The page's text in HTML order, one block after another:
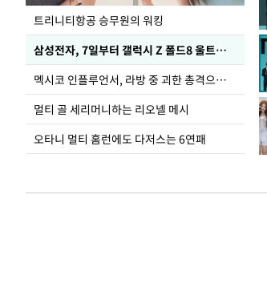
트리니티항공 승무원의 워킹
삼성전자, 7일부터 갤럭시 Z 폴드8 울트라·폴드8·플립8 출시
멕시코 인플루언서, 라방 중 괴한 총격으로 사망
멀티 골 세리머니하는 리오넬 메시
오타니 멀티 홈런에도 다저스는 6연패